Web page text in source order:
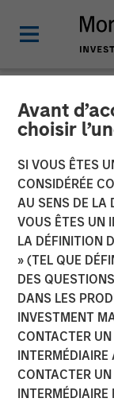
Avant
choisir
SI VOUS ÊTES
CONSIDÉRÉE
AU SENS DE LA
VOUS ÊTES UN
LA DÉFINITION
» (TEL QUE
DES
DANS LES
INVESTMENT
CONTACTER
CONTACTER
INTERMÉDIAIRE
NEWSROOM
Morgan
Million
1GT
Strategy
17 MAI 2023